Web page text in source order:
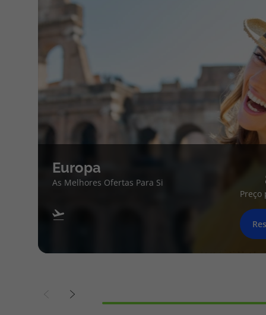
Europa
As Melhores Ofertas Para Si
Preço